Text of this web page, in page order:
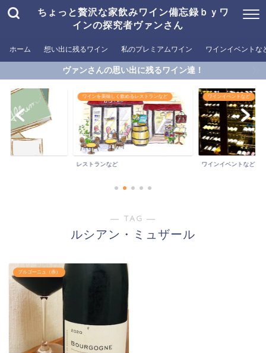
ちょっと贅沢な家飲みワイン備忘録ｂｙワ
インの探究者ヴァンさん
ホーム 想い出に残るワイン 私のプレミアムワイン ワインイベントな
ヴァンさんの思い出に残るワイン達！
ワインを美味しく飲めるレストランなど
レストランなど
ワインイベントなど
ワインイベントなど
― TAG ―
ルシアン・ミュザール
ブルゴーニュ（赤）